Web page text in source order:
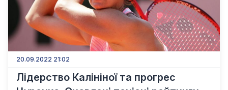
20.09.2022 21:02
Лідерство Калініної та прогрес